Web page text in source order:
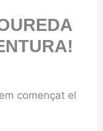
començat el